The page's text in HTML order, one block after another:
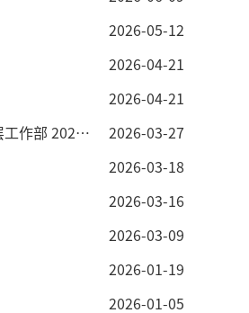
2026-05-12
2026-04-21
2026-04-21
2026-03-27
年3月26日
2026-03-18
2026-03-16
2026-03-09
2026-01-19
2026-01-05